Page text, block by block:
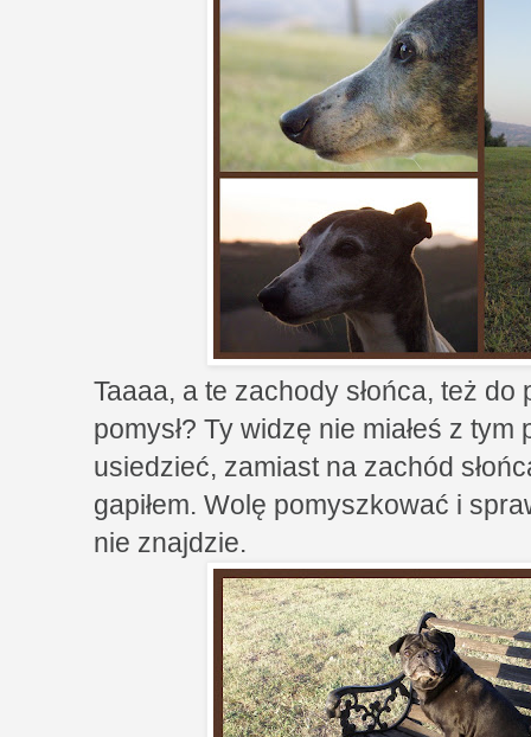
Taaaa, a te zachody słońca, też
pomysł? Ty widzę nie miałeś z tym
usiedzieć, zamiast na zachód
gapiłem. Wolę pomyszkować i
nie znajdzie.